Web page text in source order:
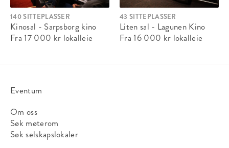
140 SITTEPLASSER
Kinosal - Sarpsborg kino
Fra 17 000 kr lokalleie
43 SITTEPLASSER
Liten sal - Lagunen Kino
Fra 16 000 kr lokalleie
Eventum
Om oss
Søk møterom
Søk selskapslokaler